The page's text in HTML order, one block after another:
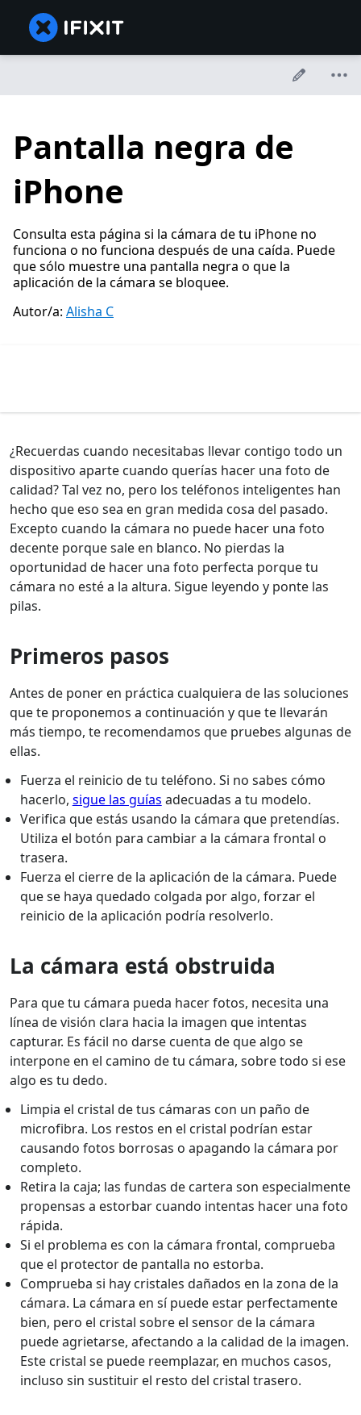
Pantalla negra de
iPhone
Consulta esta página si la cámara de tu iPhone no
funciona o no funciona después de una caída. Puede
que sólo muestre una pantalla negra o que la
aplicación de la cámara se bloquee.
Autor/a: Alisha C
¿Recuerdas cuando necesitabas llevar contigo todo un
dispositivo aparte cuando querías hacer una foto de
calidad? Tal vez no, pero los teléfonos inteligentes han
hecho que eso sea en gran medida cosa del pasado.
Excepto cuando la cámara no puede hacer una foto
decente porque sale en blanco. No pierdas la
oportunidad de hacer una foto perfecta porque tu
cámara no esté a la altura. Sigue leyendo y ponte las
pilas.
Primeros pasos
Antes de poner en práctica cualquiera de las soluciones
que te proponemos a continuación y que te llevarán
más tiempo, te recomendamos que pruebes algunas de
ellas.
Fuerza el reinicio de tu teléfono. Si no sabes cómo
hacerlo, sigue las guías adecuadas a tu modelo.
Verifica que estás usando la cámara que pretendías.
Utiliza el botón para cambiar a la cámara frontal o
trasera.
Fuerza el cierre de la aplicación de la cámara. Puede
que se haya quedado colgada por algo, forzar el
reinicio de la aplicación podría resolverlo.
La cámara está obstruida
Para que tu cámara pueda hacer fotos, necesita una
línea de visión clara hacia la imagen que intentas
capturar. Es fácil no darse cuenta de que algo se
interpone en el camino de tu cámara, sobre todo si ese
algo es tu dedo.
Limpia el cristal de tus cámaras con un paño de
microfibra. Los restos en el cristal podrían estar
causando fotos borrosas o apagando la cámara por
completo.
Retira la caja; las fundas de cartera son especialmente
propensas a estorbar cuando intentas hacer una foto
rápida.
Si el problema es con la cámara frontal, comprueba
que el protector de pantalla no estorba.
Comprueba si hay cristales dañados en la zona de la
cámara. La cámara en sí puede estar perfectamente
bien, pero el cristal sobre el sensor de la cámara
puede agrietarse, afectando a la calidad de la imagen.
Este cristal se puede reemplazar, en muchos casos,
incluso sin sustituir el resto del cristal trasero.